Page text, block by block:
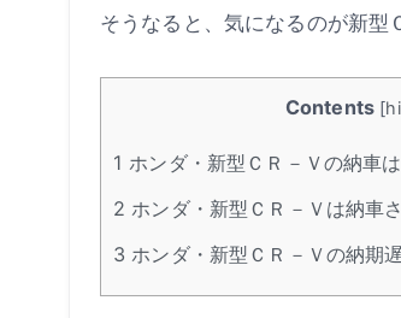
そうなると、気になるのが新型
Contents [
1 ホンダ・新型ＣＲ－Ｖの納車
2 ホンダ・新型ＣＲ－Ｖは納車
3 ホンダ・新型ＣＲ－Ｖの納期